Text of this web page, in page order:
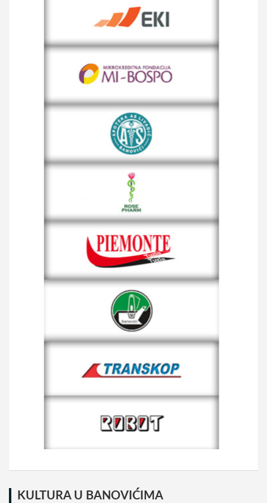
KULTURA U BANOVIĆIMA